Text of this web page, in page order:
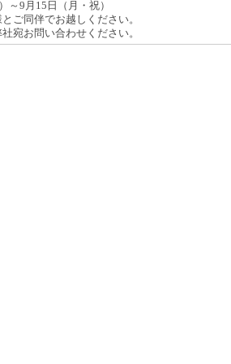
～9月15日（月・祝）
ご同伴でお越しください。
問い合わせください。